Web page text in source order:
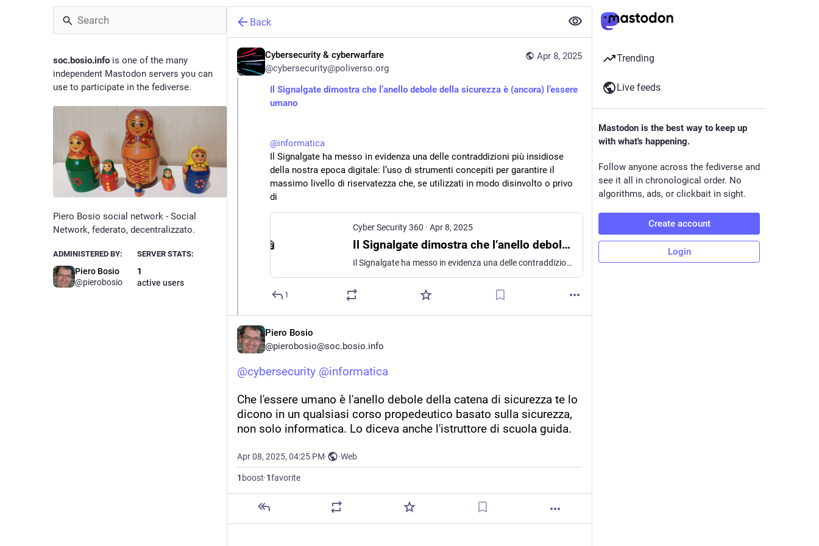
soc.bosio.info is one of the many
independent Mastodon servers you can
use to participate in the fediverse.
Piero Bosio social network - Social
Network, federato, decentralizzato.
ADMINISTERED BY:
Piero Bosio
@pierobosio
SERVER STATS:
1
active users
Back
Apr 8, 2025
Cybersecurity & cyberwarfare
@cybersecurity@poliverso.org
Il Signalgate dimostra che l’anello debole della sicurezza è (ancora) l’essere
umano
@informatica
Il Signalgate ha messo in evidenza una delle contraddizioni più insidiose
della nostra epoca digitale: l’uso di strumenti concepiti per garantire il
massimo livello di riservatezza che, se utilizzati in modo disinvolto o privo
di
Cyber Security 360 · Apr 8, 2025
Il Signalgate dimostra che l’anello debole della sicurezza è (ancora) l’essere umano - Cyber Security 360
Il Signalgate ha messo in evidenza una delle contraddizioni più insidiose della nostra epoca digitale: l’uso di strumenti concepiti per garantire il massimo livello di riservatezza che, se utilizzati in modo disinvolto o privo di consapevolezza, finiscono per diventare l’innesco di incidenti di portata potenzialmente enorme
1
Piero Bosio
@pierobosio@soc.bosio.info
@cybersecurity @informatica
Che l'essere umano è l'anello debole della catena di sicurezza te lo
dicono in un qualsiasi corso propedeutico basato sulla sicurezza,
non solo informatica. Lo diceva anche l'istruttore di scuola guida.
Apr 08, 2025, 04:25 PM· ·Web
1 boost·1favorite
Trending
Live feeds
Mastodon is the best way to keep up
with what's happening.
Follow anyone across the fediverse and
see it all in chronological order. No
algorithms, ads, or clickbait in sight.
Create account
Login